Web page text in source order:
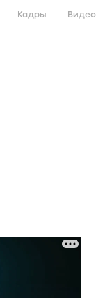
Кадры Видео